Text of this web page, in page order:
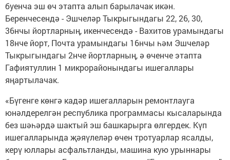
буенча эш өч этапта алып барылачак икән.
Беренчесендә - Эшчеләр Тыкрыгындагы 22, 26, 30,
36нчы йортларның, икенчесендә - Вахитов урамындагы
18нче йорт, Почта урамындагы 16нчы һәм Эшчеләр
Тыкрыгындагы 2нче йортларның, ә өченче этапта
Гафиятуллин 1 микрорайонындагы ишегаллары
яңартылачак.
«Бүгенге көнгә кадәр ишегалларын ремонтлауга
юнәлдерелгән республика программасы кысаларында
без шәһәрдә шактый эш башкарырга өлгердек. Күп
ишегалларында җәяүлеләр өчен тротуарлар ясалды,
керү юллары асфальтланды, машина кую урыннары